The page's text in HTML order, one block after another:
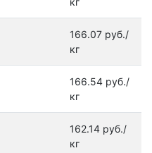
166.07 руб./
кг
166.54 руб./
кг
162.14 руб./
кг